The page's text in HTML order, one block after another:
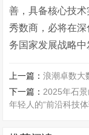
善，具备核心技
秀数商，必将在
务国家发展战略中
上一篇：浪潮卓数大
下一篇： 2025年石
年轻人的“前沿科技体